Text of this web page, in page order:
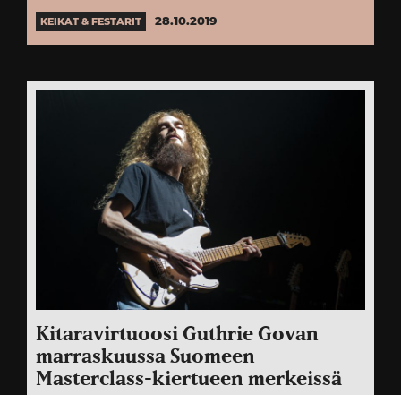
KEIKAT & FESTARIT 28.10.2019
Kitaravirtuoosi Guthrie Govan
marraskuussa Suomeen
Masterclass-kiertueen merkeissä